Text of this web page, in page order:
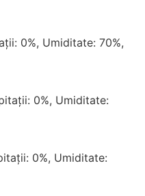
0%, Umiditate: 70%,
0%, Umiditate:
0%, Umiditate: